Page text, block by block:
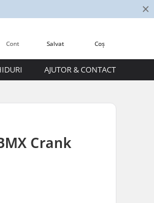
×
Coș
Salvat
Cont
AJUTOR & CONTACT
Crank